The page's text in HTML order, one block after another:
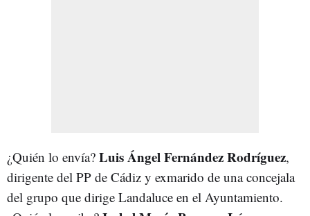
¿Quién lo envía? Luis Ángel Fernández Rodríguez,
dirigente del PP de Cádiz y exmarido de una concejala
del grupo que dirige Landaluce en el Ayuntamiento.